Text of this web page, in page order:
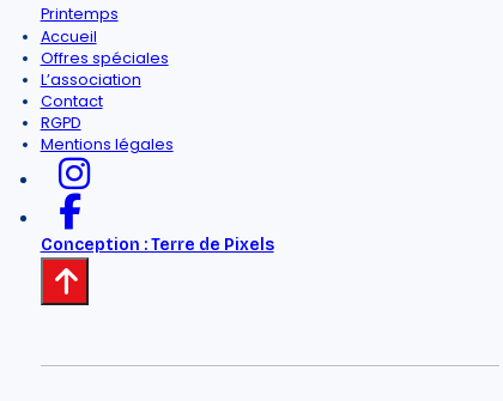
Printemps
Accueil
Offres spéciales
L’association
Contact
RGPD
Mentions légales
Conception : Terre de Pixels